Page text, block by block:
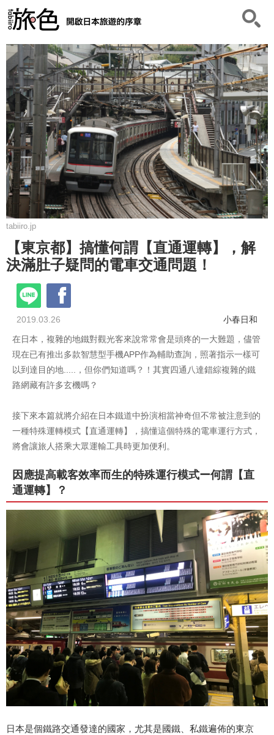
tabiiro.jp
【東京都】搞懂何謂【直通運轉】，解
決滿肚子疑問的電車交通問題！
2019.03.26
小春日和
在日本，複雜的地鐵對觀光客來說常常會是頭疼的一大難題，儘管
現在已有推出多款智慧型手機APP作為輔助查詢，照著指示一樣可
以到達目的地.....，但你們知道嗎？！其實四通八達錯綜複雜的鐵
路網藏有許多玄機嗎？
接下來本篇就將介紹在日本鐵道中扮演相當神奇但不常被注意到的
一種特殊運轉模式【直通運轉】，搞懂這個特殊的電車運行方式，
將會讓旅人搭乘大眾運輸工具時更加便利。
因應提高載客效率而生的特殊運行模式ー何謂【直
通運轉】？
日本是個鐵路交通發達的國家，尤其是國鐵、私鐵遍佈的東京